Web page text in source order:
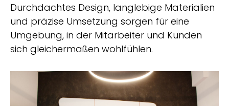
Durchdachtes Design, langlebige Materialien
und präzise Umsetzung sorgen für eine
Umgebung, in der Mitarbeiter und Kunden
sich gleichermaßen wohlfühlen.